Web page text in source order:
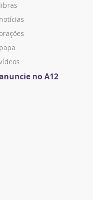
libras
notícias
orações
papa
no A12